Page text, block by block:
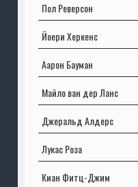
Пол Реверсон
Йоери Херкенс
Аарон Бауман
Майло ван дер Ланс
Джеральд Алдерс
Лукас Роза
Киан Фитц-Джим